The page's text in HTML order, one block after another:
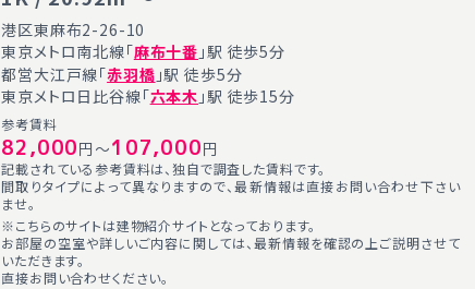
港区東麻布2-26-10
東京メトロ南北線「麻布十番 」駅 徒歩5分
都営大江戸線「赤羽橋 」駅 徒歩5分
東京メトロ日比谷線「六本木 」駅 徒歩15分
参考賃料
82,000円～107,000円
記載されている参考賃料は、独自で調査した賃料です。
間取りタイプによって異なりますので、最新情報は直接お問い合わせ下さい
ませ。
※こちらのサイトは建物紹介サイトとなっております。
お部屋の空室や詳しいご内容に関しては、最新情報を確認の上ご説明させて
いただきます。
直接お問い合わせください。